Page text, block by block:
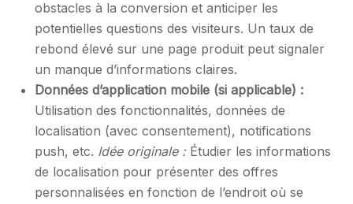
obstacles à la conversion et anticiper les
potentielles questions des visiteurs. Un taux de
rebond élevé sur une page produit peut signaler
un manque d’informations claires.
Données d’application mobile (si applicable) :
Utilisation des fonctionnalités, données de
localisation (avec consentement), notifications
push, etc. Idée originale : Étudier les informations
de localisation pour présenter des offres
personnalisées en fonction de l’endroit où se